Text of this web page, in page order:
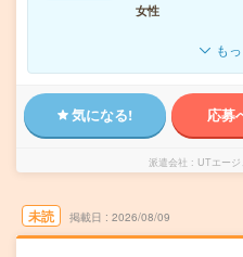
女性
も
気になる! 応募
派遣会社 UTエー
未読 掲載日 2026/08/09